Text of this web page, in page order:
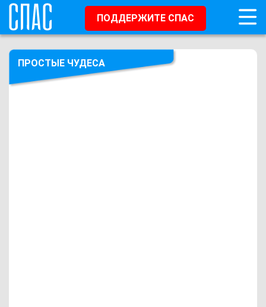
ПОДДЕРЖИТЕ СПАС
ПРОСТЫЕ ЧУДЕСА